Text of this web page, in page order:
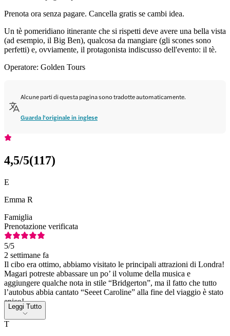
Prenota ora senza pagare. Cancella gratis se cambi idea.
Un tè pomeridiano itinerante che si rispetti deve avere una bella vista
(ad esempio, il Big Ben), qualcosa da mangiare (gli scones sono
perfetti) e, ovviamente, il protagonista indiscusso dell'evento: il tè.
Operatore: Golden Tours
Alcune parti di questa pagina sono tradotte automaticamente.
Guarda l'originale in inglese
4,5/5(117)
E
Emma R
Famiglia
Prenotazione verificata
5/5
2 settimane fa
Il cibo era ottimo, abbiamo visitato le principali attrazioni di Londra!
Magari potreste abbassare un po’ il volume della musica e
aggiungere qualche nota in stile “Bridgerton”, ma il fatto che tutto
l’autobus abbia cantato “Seeet Caroline” alla fine del viaggio è stato
epico!
Leggi Tutto
T